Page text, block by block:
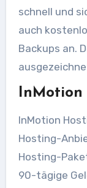
schnell und
auch
Backups an.
InMotion
Hosting-
Hosting-
90-tägige